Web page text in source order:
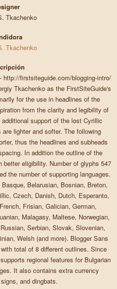
Tkachenko
Tkachenko
http://firstsiteguide.com/blogging-intro/
Tkachenko as the FirstSiteGuide's
for the use in headlines of the
from the clarity and legibility of
support of the lost Cyrillic
lighter and softer. The following
thus the headlines and subheads
In addition the outline of the
eligibility. Number of glyphs 547
the number of supporting languages.
Belarusian, Bosnian, Breton,
Czech, Danish, Dutch, Esperanto,
Frisian, Galician, German,
Malagasy, Maltese, Norwegian,
Serbian, Slovak, Slovenian,
Welsh (and more). Blogger Sans
total of 8 different outlines. Since
regional features for Bulgarian
It also contains extra currency
and dingbats.